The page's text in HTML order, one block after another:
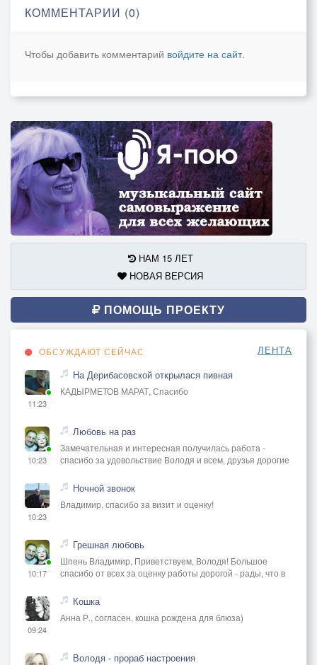
КОММЕНТАРИИ (0)
Чтобы добавить комментарий войдите на сайт.
НАМ 15 ЛЕТ
НОВАЯ ВЕРСИЯ
ПОМОЩЬ ПРОЕКТУ
ОБСУЖДАЮТ СЕЙЧАС ЛЕНТА
11:23
На Дерибасовской открылася пивная
КАДЫРМЕТОВ МАРАТ, Спасибо
10:23
Любовь на раз
Замечательная и интересная получилась работа -
спасибо за удовольствие Володя и всем, друзья дорогие
10:23
Ночной звонок
Владимир, спасибо за визит и оценку!
10:17
Грешная любовь
Шпень Владимир, Приветствуем, Володя! Большое
спасибо от всех за оценку работы дорогой - рады, что в
09:24
Кошка
Анна Р., согласен, кошка рождена для блюза)
Володя - прораб настроения